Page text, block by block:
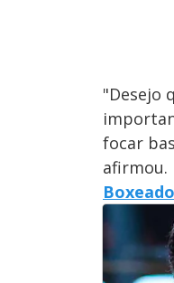
"Desejo
focar
afirmou.